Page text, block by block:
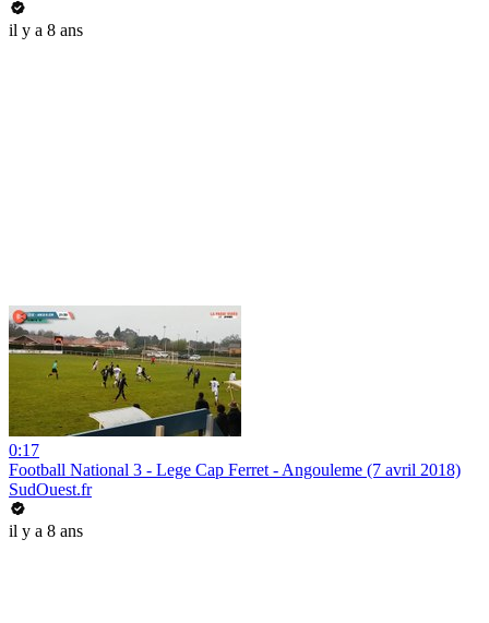
il y a 8 ans
0:17
Football National 3 - Lege Cap Ferret - Angouleme (7 avril 2018)
SudOuest.fr
il y a 8 ans